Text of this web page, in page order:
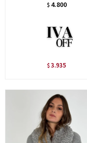
$ 4.800
$ 3.935